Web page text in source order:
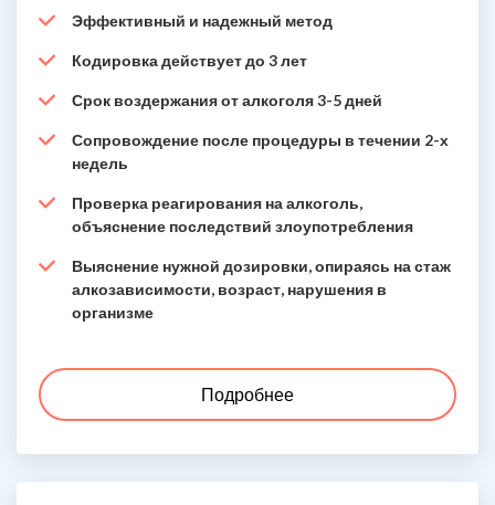
Эффективный и надежный метод
Кодировка действует до 3 лет
Срок воздержания от алкоголя 3-5 дней
Сопровождение после процедуры в течении 2-х
недель
Проверка реагирования на алкоголь,
объяснение последствий злоупотребления
Выяснение нужной дозировки, опираясь на стаж
алкозависимости, возраст, нарушения в
организме
Подробнее